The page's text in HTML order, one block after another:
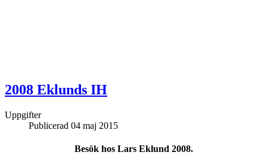
2008 Eklunds IH
Uppgifter
Publicerad 04 maj 2015
Besök hos Lars Eklund 2008.